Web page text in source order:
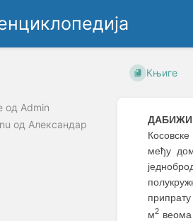
oд Admin
од Александар
Књиге
међу
м2 веома